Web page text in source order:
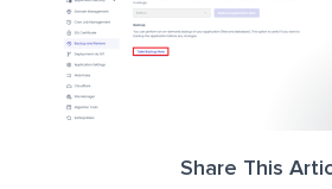
Share This